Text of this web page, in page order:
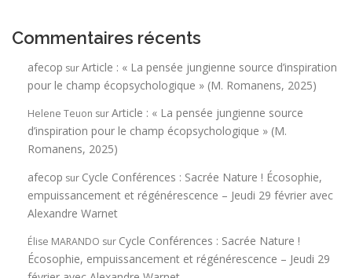
Commentaires récents
afecop surArticle : « La pensée jungienne source d’inspiration
pour le champ écopsychologique » (M. Romanens, 2025)
Helene Teuon surArticle : « La pensée jungienne source
d’inspiration pour le champ écopsychologique » (M.
Romanens, 2025)
afecop sur Cycle Conférences : Sacrée Nature ! Écosophie,
empuissancement et régénérescence – Jeudi 29 février avec
Alexandre Warnet
Élise MARANDO sur Cycle Conférences : Sacrée Nature !
Écosophie, empuissancement et régénérescence – Jeudi 29